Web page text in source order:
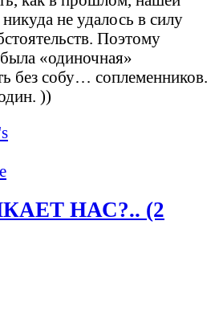
не удалось в силу
Поэтому
«одиночная»
без собу… соплеменников.
))
НАС?.. (2